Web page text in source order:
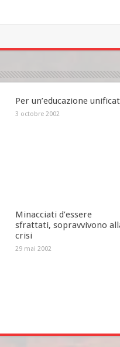
Per un’educazione
3 octobre 2002
Minacciati d’essere
sfrattati, sopravvivono
crisi
29 mai 2002